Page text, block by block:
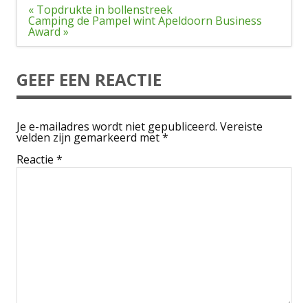
Bericht
navigatie
« Topdrukte in bollenstreek
Camping de Pampel wint Apeldoorn Business
Award »
GEEF EEN REACTIE
Je e-mailadres wordt niet gepubliceerd. Vereiste
velden zijn gemarkeerd met*
Reactie *